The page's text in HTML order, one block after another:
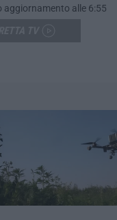
aggiornamento alle 6:55